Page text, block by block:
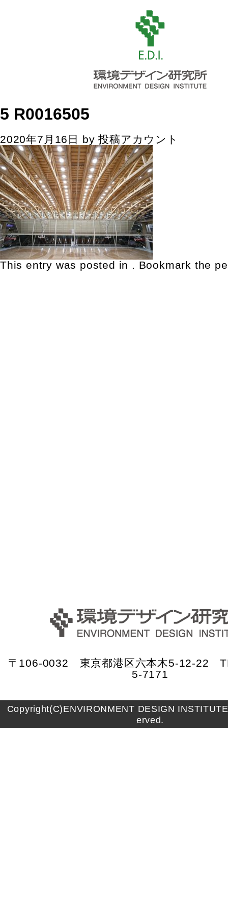
5 R0016505
2020年7月16日 by投稿アカウント
This entry was posted in . Bookmark the
〒106-0032 東京都港区六本木5-12-22
5-7171
Copyright(C)ENVIRONMENT DESIGN
erved.